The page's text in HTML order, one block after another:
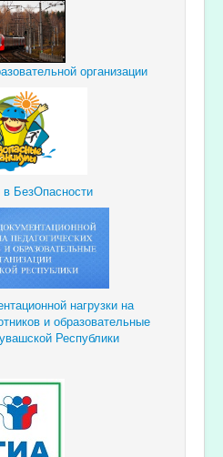
организации
БезОпасности
нагрузки на
и образовательные
Республики